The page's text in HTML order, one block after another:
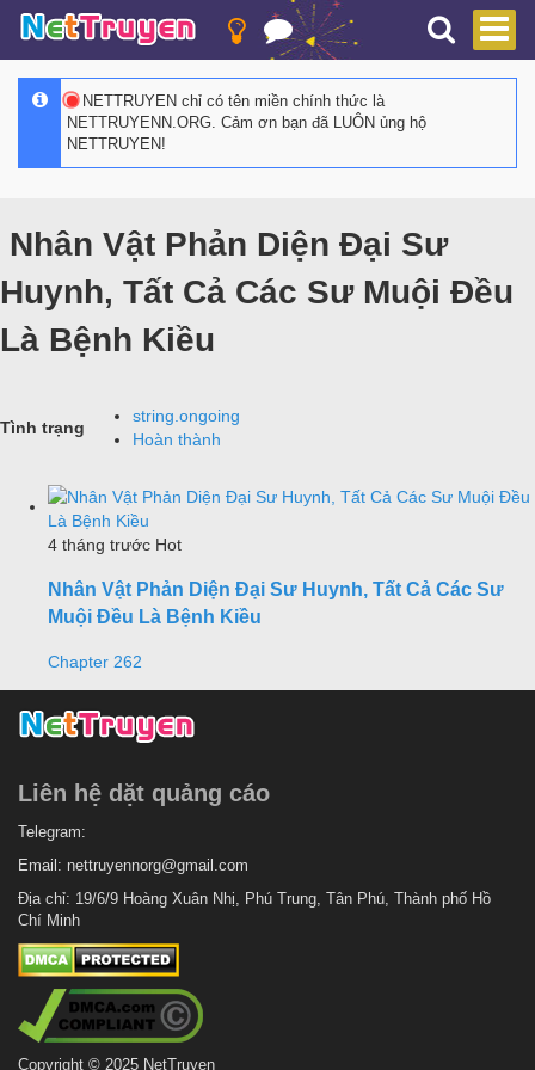
NETTRUYEN chỉ có tên miền chính thức là
NETTRUYENN.ORG. Cảm ơn bạn đã LUÔN ủng hộ
NETTRUYEN!
Nhân Vật Phản Diện Đại Sư
Huynh, Tất Cả Các Sư Muội Đều
Là Bệnh Kiều
Tình trạng
string.ongoing
Hoàn thành
4 tháng trước Hot
Nhân Vật Phản Diện Đại Sư Huynh, Tất Cả Các Sư
Muội Đều Là Bệnh Kiều
Chapter 262
Liên hệ dặt quảng cáo
Telegram:
Email: nettruyennorg@gmail.com
Địa chỉ: 19/6/9 Hoàng Xuân Nhị, Phú Trung, Tân Phú, Thành phố Hồ
Chí Minh
Copyright © 2025 NetTruyen